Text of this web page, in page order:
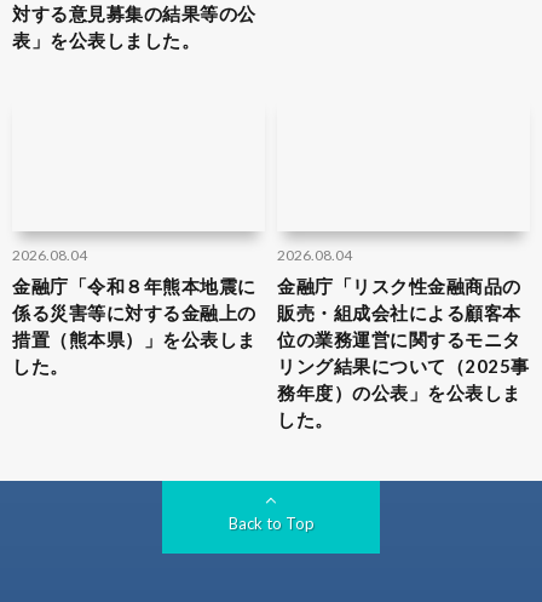
対する意見募集の結果等の公
表」を公表しました。
2026.08.04
金融庁「令和８年熊本地震に
係る災害等に対する金融上の
措置（熊本県）」を公表しま
した。
2026.08.04
金融庁「リスク性金融商品の
販売・組成会社による顧客本
位の業務運営に関するモニタ
リング結果について（2025事
務年度）の公表」を公表しま
した。
Back to Top